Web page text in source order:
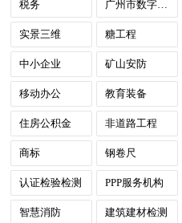
税务 广州市数字政府
实景三维 糖工程
中小企业 矿山安防
移动办公 教育装备
住房公积金 非道路工程
商标 钢卷尺
认证检验检测 PPP服务机构
智慧消防 建筑建材检测